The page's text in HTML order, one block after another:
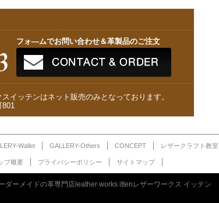
フォ—ムでお問い合わせ＆革製品のご注文
イッテンはネット販売のみとなっております。
801
Wallet GALLERY-Others CONCEPT レザークラフト教室
プ概要 プライバシーポリシー サイトマップ
ダーメイドの革専門店leather works ittenレザーワークス イッテン